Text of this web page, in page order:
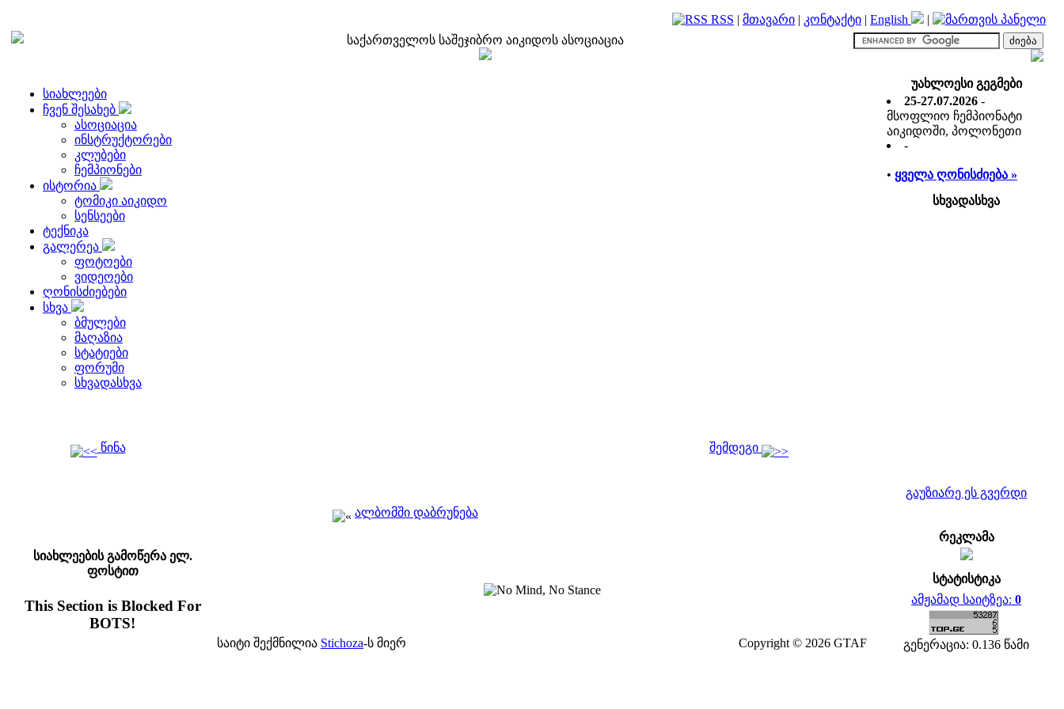
RSS | მთავარი | კონტაქტი | English
|
საქართველოს საშეჯიბრო აიკიდოს ასოციაცია
სიახლეები
ჩვენ შესახებ
ასოციაცია
ინსტრუქტორები
კლუბები
ჩემპიონები
ისტორია
ტომიკი აიკიდო
სენსეები
ტექნიკა
გალერეა
ფოტოები
ვიდეოები
ღონისძიებები
სხვა
ბმულები
მაღაზია
სტატიები
ფორუმი
სხვადასხვა
წინა შემდეგი
ალბომში დაბრუნება
სიახლეების გამოწერა ელ.
ფოსტით
This Section is Blocked For
BOTS!
საიტი შექმნილია Stichoza-ს მიერ Copyright © 2026 GTAF
უახლოესი გეგმები
25-27.07.2026 -
მსოფლიო ჩემპიონატი
აიკიდოში, პოლონეთი
-
• ყველა ღონისძიება »
სხვადასხვა
გაუზიარე ეს გვერდი
რეკლამა
სტატისტიკა
ამჟამად საიტზეა: 0
გენერაცია: 0.136 წამი